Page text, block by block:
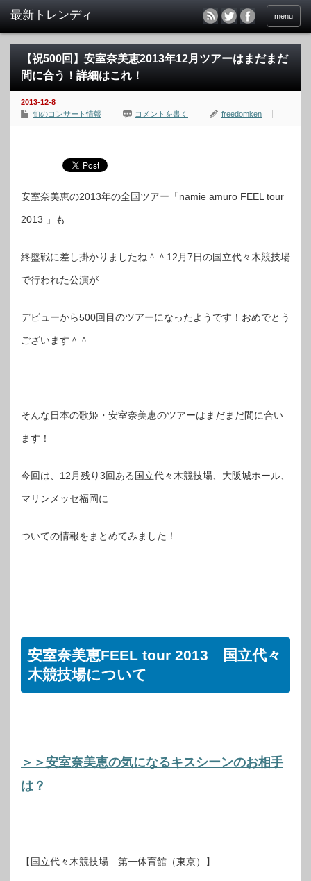
menu
【祝500回】安室奈美恵2013年12月ツアーはまだまだ
間に合う！詳細はこれ！
2013-12-8
旬のコンサート情報
コメントを書く freedomken
安室奈美恵の2013年の全国ツアー「namie amuro FEEL tour
2013 」も
終盤戦に差し掛かりましたね＾＾12月7日の国立代々木競技場
で行われた公演が
デビューから500回目のツアーになったようです！おめでとう
ございます＾＾
そんな日本の歌姫・安室奈美恵のツアーはまだまだ間に合い
ます！
今回は、12月残り3回ある国立代々木競技場、大阪城ホール、
マリンメッセ福岡に
ついての情報をまとめてみました！
安室奈美恵FEEL tour 2013 国立代々
木競技場について
＞＞安室奈美恵の気になるキスシーンのお相手
は？
【国立代々木競技場 第一体育館（東京）】